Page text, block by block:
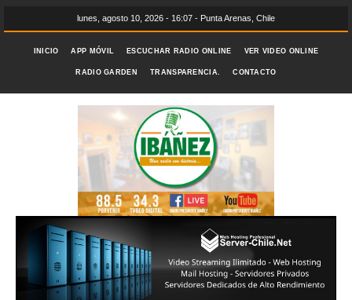
lunes, agosto 10, 2026 - 16:07 - Punta Arenas, Chile
INICIO APP MÓVIL ESCUCHAR RADIO ONLINE VER VIDEO ONLINE
RADIO GARDEN TRANSPARENCIA. CONTACTO